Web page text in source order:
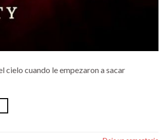
cielo cuando le empezaron a sacar